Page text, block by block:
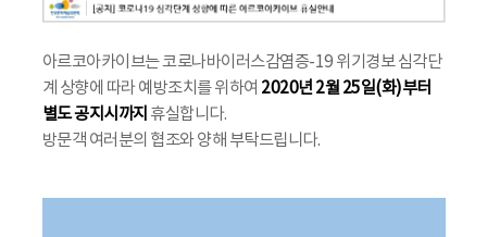
아르코아카이브는 코로나바이러스감염증-19 위기경보 심각단
계 상향에 따라 예방조치를 위하여 2020년 2월 25일(화)부터
별도 공지시까지 휴실합니다.
방문객 여러분의 협조와 양해 부탁드립니다.